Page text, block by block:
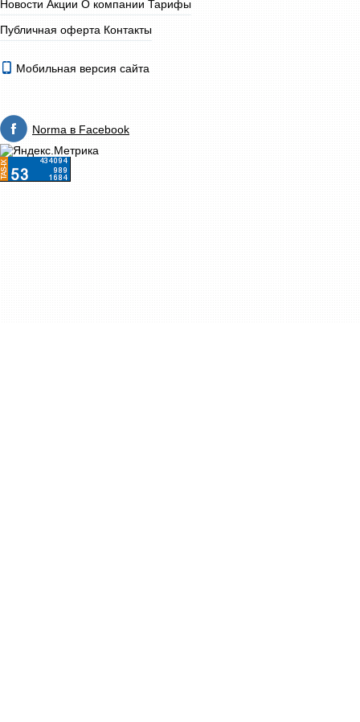
Новости Акции О компании Тарифы
Публичная оферта Контакты
Мобильная версия сайта
Norma в Facebook